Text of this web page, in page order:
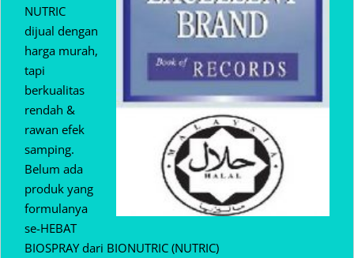
NUTRIC
dijual dengan
harga murah,
tapi
berkualitas
rendah &
rawan efek
samping.
Belum ada
produk yang
formulanya
se-HEBAT
BIOSPRAY dari BIONUTRIC (NUTRIC)